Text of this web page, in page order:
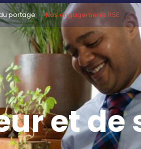
portage Nos engagements RSE
et de